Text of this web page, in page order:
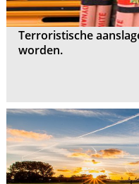
Terroristische
worden.